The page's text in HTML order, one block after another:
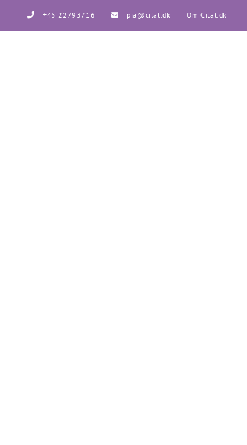
+45 22793716 pia@citat.dk Om Citat.dk